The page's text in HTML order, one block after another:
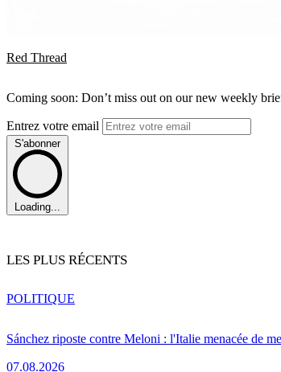
Red Thread
Coming soon: Don’t miss out on our new weekly
Entrez votre email
S'abonner
Loading...
LES PLUS RÉCENTS
Sánchez riposte contre Meloni : l'Italie menacée de
07.08.2026
POLITIQUE